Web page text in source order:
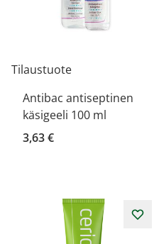
Tilaustuote
Antibac antiseptinen
käsigeeli 100 ml
3,63 €